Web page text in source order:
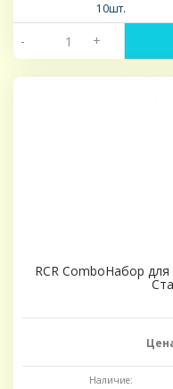
10шт.
- +
RCR ComboНабор
Наличие: